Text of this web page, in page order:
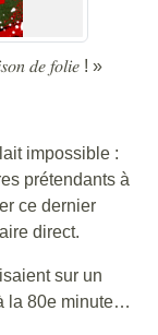
𝑑𝑒 𝑓𝑜𝑙𝑖𝑒 ! »
impossible :
prétendants à
ce dernier
direct.
sur un
la 80e minute…